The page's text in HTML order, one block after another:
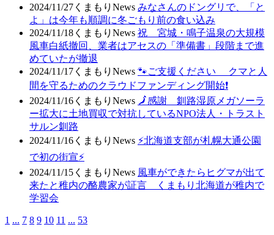
2024/11/27 くまもりNews みなさんのドングリで、「と
よ」は今年も順調に冬ごもり前の食い込み
2024/11/18 くまもりNews 祝 宮城・鳴子温泉の大規模
風車白紙撤回、業者はアセスの「準備書」段階まで進
めていたが撤退
2024/11/17 くまもりNews 🐾ご支援ください クマと人
間を守るためのクラウドファンディング開始❗
2024/11/16 くまもりNews 🗾感謝 釧路湿原メガソーラ
ー拡大に土地買収で対抗しているNPO法人・トラスト
サルン釧路
2024/11/16 くまもりNews ⚡北海道支部が札幌大通公園
で初の街宣⚡
2024/11/15 くまもりNews 風車ができたらヒグマが出て
来たと稚内の酪農家が証言 くまもり北海道が稚内で
学習会
1 ... 7 8 9 10 11 ... 53